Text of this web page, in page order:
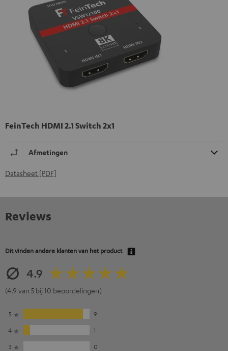
FeinTech HDMI 2.1 Switch 2x1
Afmetingen
Datasheet [PDF]
Reviews
Dit vinden andere klanten van het product
4.9
(4.9 van 5 bij 10 beoordelingen)
5
9
4
1
3
0